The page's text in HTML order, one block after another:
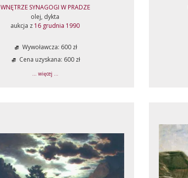
WNĘTRZE SYNAGOGI W PRADZE
olej, dykta
aukcja z 16 grudnia 1990
Wywoławcza: 600 zł
Cena uzyskana: 600 zł
... więcej ...